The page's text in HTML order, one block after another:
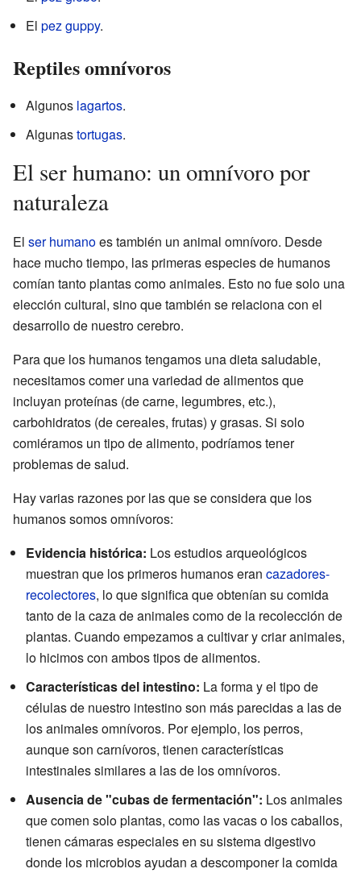
El pez guppy.
Reptiles omnívoros
Algunos lagartos.
Algunastortugas.
El ser humano: un omnívoro por
naturaleza
El ser humanoes también un animal omnívoro. Desde
hace mucho tiempo, las primeras especies de humanos
comían tanto plantas como animales. Esto no fue solo una
elección cultural, sino que también se relaciona con el
desarrollo de nuestro cerebro.
Para que los humanos tengamos una dieta saludable,
necesitamos comer una variedad de alimentos que
incluyan proteínas (de carne, legumbres, etc.),
carbohidratos (de cereales, frutas) y grasas. Si solo
comiéramos un tipo de alimento, podríamos tener
problemas de salud.
Hay varias razones por las que se considera que los
humanos somos omnívoros:
Evidencia histórica: Los estudios arqueológicos
muestran que los primeros humanos eran cazadores-
recolectores, lo que significa que obtenían su comida
tanto de la caza de animales como de la recolección de
plantas. Cuando empezamos a cultivar y criar animales,
lo hicimos con ambos tipos de alimentos.
Características del intestino: La forma y el tipo de
células de nuestro intestino son más parecidas a las de
los animales omnívoros. Por ejemplo, los perros,
aunque son carnívoros, tienen características
intestinales similares a las de los omnívoros.
Ausencia de "cubas de fermentación": Los animales
que comen solo plantas, como las vacas o los caballos,
tienen cámaras especiales en su sistema digestivo
donde los microbios ayudan a descomponer la comida